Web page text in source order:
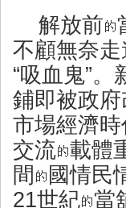
解放前
不顧無奈
“吸血鬼”
鋪即被政
市場經濟
交流 載體
間
國情民
21世紀 當